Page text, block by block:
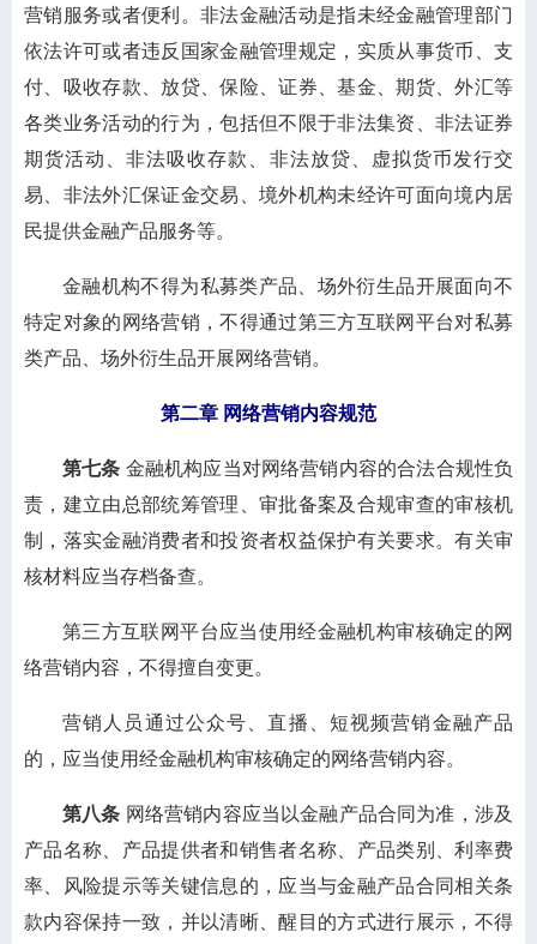
营销服务或者便利。非法金融活动是指未经金融管理部门
依法许可或者违反国家金融管理规定，实质从事货币、支
付、吸收存款、放贷、保险、证券、基金、期货、外汇等
各类业务活动的行为，包括但不限于非法集资、非法证券
期货活动、非法吸收存款、非法放贷、虚拟货币发行交
易、非法外汇保证金交易、境外机构未经许可面向境内居
民提供金融产品服务等。
金融机构不得为私募类产品、场外衍生品开展面向不
特定对象的网络营销，不得通过第三方互联网平台对私募
类产品、场外衍生品开展网络营销。
第二章 网络营销内容规范
第七条 金融机构应当对网络营销内容的合法合规性负
责，建立由总部统筹管理、审批备案及合规审查的审核机
制，落实金融消费者和投资者权益保护有关要求。有关审
核材料应当存档备查。
第三方互联网平台应当使用经金融机构审核确定的网
络营销内容，不得擅自变更。
营销人员通过公众号、直播、短视频营销金融产品
的，应当使用经金融机构审核确定的网络营销内容。
第八条 网络营销内容应当以金融产品合同为准，涉及
产品名称、产品提供者和销售者名称、产品类别、利率费
率、风险提示等关键信息的，应当与金融产品合同相关条
款内容保持一致，并以清晰、醒目的方式进行展示，不得